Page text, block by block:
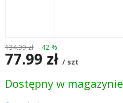
134.99 zł –42 %
77.99 zł / szt
jednostkowa:
Dostępny w magazynie